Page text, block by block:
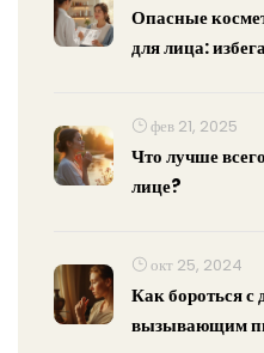
Опасные
для лица:
фев 21, 2025
Что лучше
лице?
окт 25, 2024
Как бороться
вызывающим